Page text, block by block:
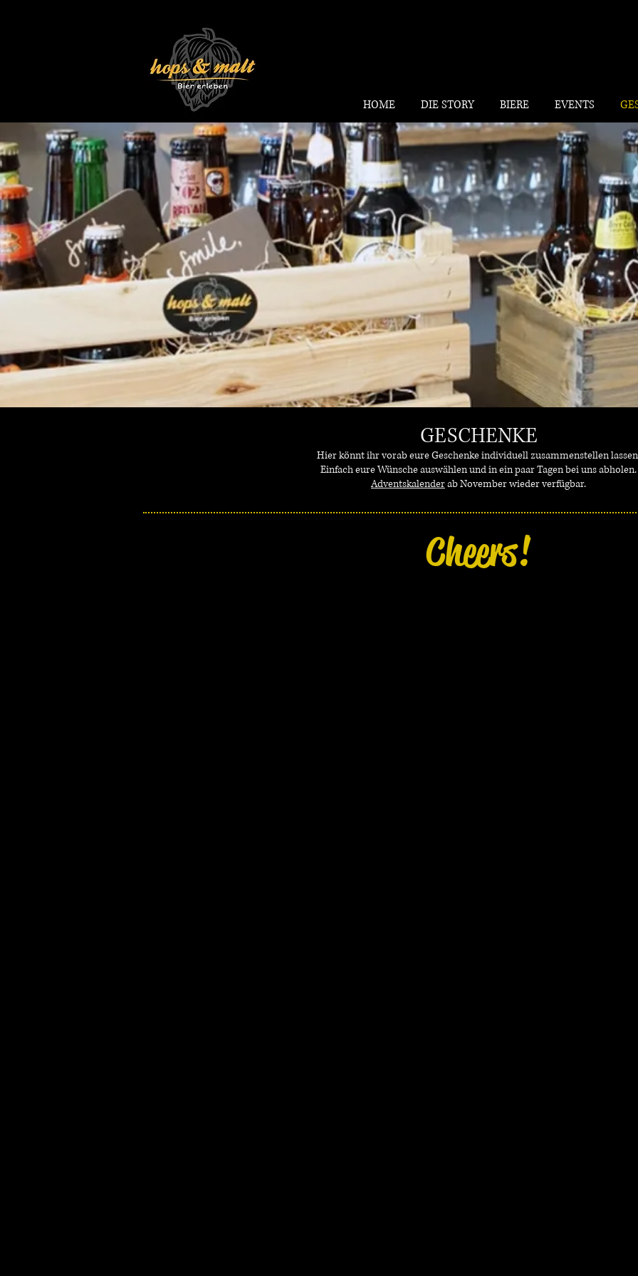
HOME DIE STORY BIERE EVENTS
GESCHENKE
Hier könnt ihr vorab eure Geschenke individuell zusammenstellen
Einfach eure Wünsche auswählen und in ein paar Tagen bei uns abholen.
Adventskalenderab November wieder verfügbar.
Cheers!